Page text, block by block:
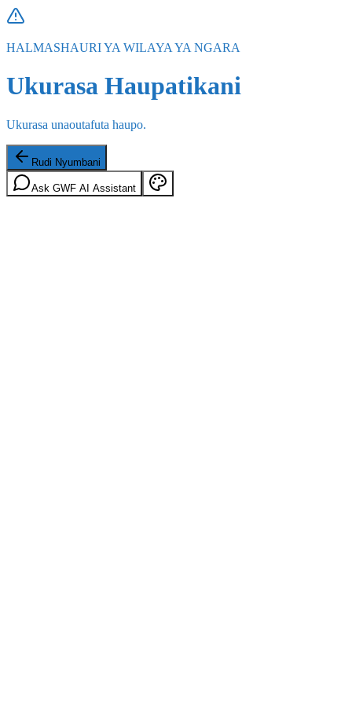
HALMASHAURI YA WILAYA YA NGARA
Ukurasa Haupatikani
Ukurasa unaoutafuta haupo.
Rudi Nyumbani
Ask GWF AI Assistant